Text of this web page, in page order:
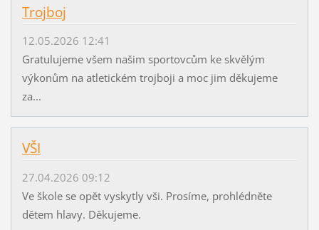
Trojboj
12.05.2026 12:41
Gratulujeme všem našim sportovcům ke skvělým
výkonům na atletickém trojboji a moc jim děkujeme
za...
VŠI
27.04.2026 09:12
Ve škole se opět vyskytly vši. Prosíme, prohlédněte
dětem hlavy. Děkujeme.